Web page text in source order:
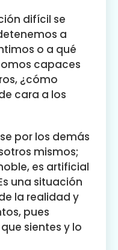
difícil se
a
o a qué
capaces
¿cómo
cara a los
por los demás
mismos;
es artificial
una situación
la realidad y
pues
sientes y lo